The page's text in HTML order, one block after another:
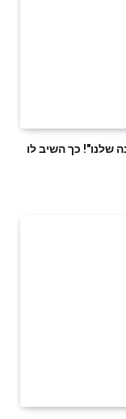
שלנו"! כך השיב לו